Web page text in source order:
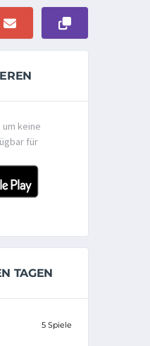
keine
für
TAGEN
5 Spiele